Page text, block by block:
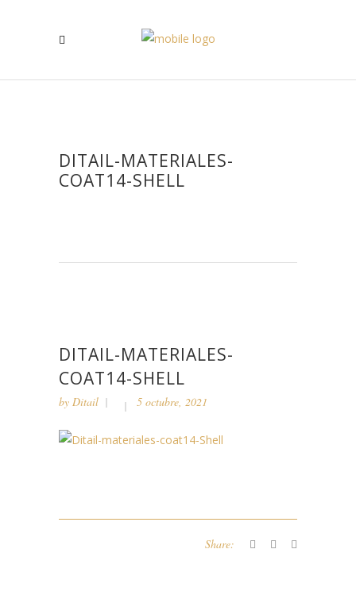
DITAIL-MATERIALES-
COAT14-SHELL
DITAIL-MATERIALES-
COAT14-SHELL
by Ditail 5 octubre, 2021
Share: